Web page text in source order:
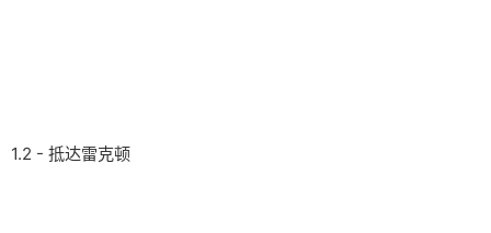
1.2 - 抵达雷克顿